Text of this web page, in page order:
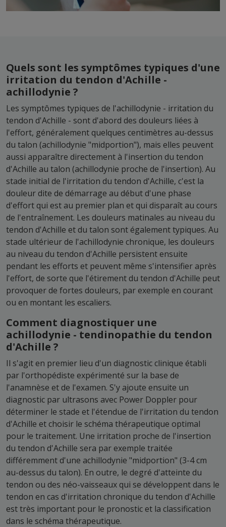
Quels sont les symptômes typiques d'une
irritation du tendon d'Achille -
achillodynie ?
Les symptômes typiques de l'achillodynie - irritation du
tendon d'Achille - sont d'abord des douleurs liées à
l'effort, généralement quelques centimètres au-dessus
du talon (achillodynie "midportion"), mais elles peuvent
aussi apparaître directement à l'insertion du tendon
d'Achille au talon (achillodynie proche de l'insertion). Au
stade initial de l'irritation du tendon d'Achille, c'est la
douleur dite de démarrage au début d'une phase
d'effort qui est au premier plan et qui disparaît au cours
de l'entraînement. Les douleurs matinales au niveau du
tendon d'Achille et du talon sont également typiques. Au
stade ultérieur de l'achillodynie chronique, les douleurs
au niveau du tendon d'Achille persistent ensuite
pendant les efforts et peuvent même s'intensifier après
l'effort, de sorte que l'étirement du tendon d'Achille peut
provoquer de fortes douleurs, par exemple en courant
ou en montant les escaliers.
Comment diagnostiquer une
achillodynie - tendinopathie du tendon
d'Achille ?
Il s'agit en premier lieu d'un diagnostic clinique établi
par l'orthopédiste expérimenté sur la base de
l'anamnèse et de l'examen. S'y ajoute ensuite un
diagnostic par ultrasons avec Power Doppler pour
déterminer le stade et l'étendue de l'irritation du tendon
d'Achille et choisir le schéma thérapeutique optimal
pour le traitement. Une irritation proche de l'insertion
du tendon d'Achille sera par exemple traitée
différemment d'une achillodynie "midportion" (3-4 cm
au-dessus du talon). En outre, le degré d'atteinte du
tendon ou des néo-vaisseaux qui se développent dans le
tendon en cas d'irritation chronique du tendon d'Achille
est très important pour le pronostic et la classification
dans le schéma thérapeutique.